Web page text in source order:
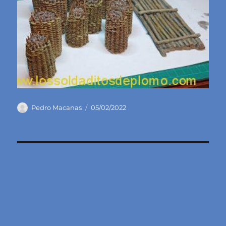
Autor
Pedro Macanas
Publicado
05/02/2022